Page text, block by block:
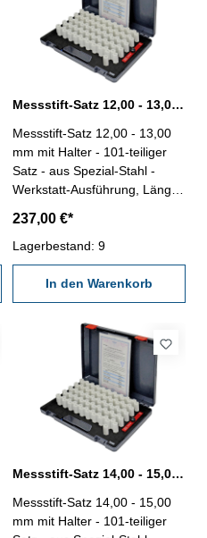
Messstift-Satz 12,00 - 13,00 mm 101 tlg. mit Halter
Messstift-Satz 12,00 - 13,00
mm mit Halter - 101-teiliger
Satz - aus Spezial-Stahl -
Werkstatt-Ausführung, Länge
0,004 mm - Stufung 0,01 mm
- mit Messstifthalter - im
Behältnis/Kasten Messbereich
12,0 - 13,00 mm
237,00 €*
Lagerbestand: 9
In den Warenkorb
Messstift-Satz 14,00 - 15,00 mm 101 tlg. mit Halter
Messstift-Satz 14,00 - 15,00
mm mit Halter - 101-teiliger